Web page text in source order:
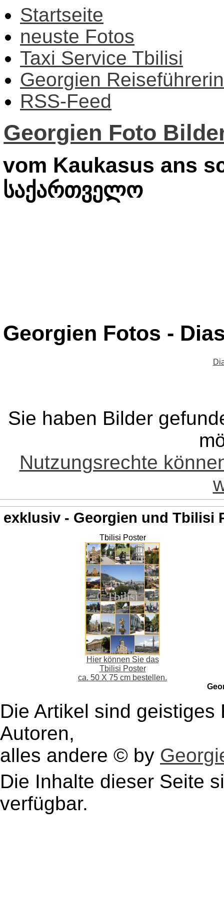
Startseite
neuste Fotos
Taxi Service Tbilisi
Georgien Reiseführerin
RSS-Feed
Georgien Foto
vom Kaukasus ans
საქართველო
Georgien Fotos -
Sie haben Bilder
Nutzungsrechte
exklusiv - Georgien und Tbilisi
Tbilisi Poster
Hier können Sie das
Tbilisi Poster
ca. 50 X 75 cm bestellen.
Die Artikel sind
Autoren,
alles andere © by
Die Inhalte dieser Seite
verfügbar.